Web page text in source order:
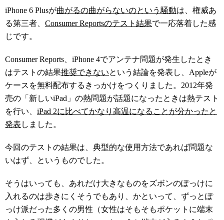
iPhone 6 Plusが曲がるの曲がらないのという騒動は、権威あ
る第三者、 Consumer Reportsのテスト結果で一応落着した感
じです。
Consumer Reports、iPhone 4でアンテナ問題が発生したとき
はテストの結果推奨できないという結論を発表し、Appleが
ケースを無料配布するきっかけをつくりました。2012年発
売の「新しいiPad」の熱問題が話題になったときは熱テスト
を行い、 iPad 2に比べてかなり高温になることが分かったと
発表 しました。
今回のテストの結果は、典型的な使用方法であれば問題な
いはず、というものでした。
そうはいっても、あれだけ大きなものをズボンのぽっけに
入れるのは歩きにくそうでもあり、かといって、ずっとぽ
っけ派だった多くの男性（女性はそもそもポケットに端末